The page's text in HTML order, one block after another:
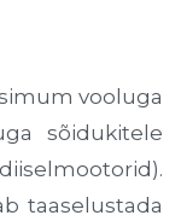
vooluga
sõidukitele
taaselustada